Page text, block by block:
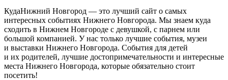
КудаНижний Новгород — это лучший сайт о самых
интересных событиях Нижнего Новгорода. Мы знаем куда
сходить в Нижнем Новгороде с девушкой, с парнем или
большой компанией. У нас только лучшие события, музеи
и выставки Нижнего Новгорода. События для детей
и их родителей, лучшие достопримечательности и интересные
места Нижнего Новгорода, которые обязательно стоит
посетить!